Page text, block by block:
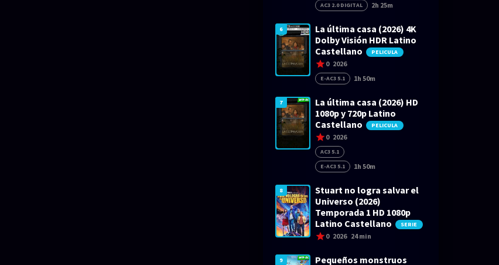
AC3 2.0 DIGITAL 2h 25m
6
La última casa (2026) 4K
Dolby Visión HDR Latino
Castellano
PELICULA
0 2026
E-AC3 5.1 1h 50m
7
La última casa (2026) HD
1080p y 720p Latino
Castellano
PELICULA
0 2026
AC3 5.1
E-AC3 5.1
1h 50m
8
Stuart no logra salvar el
Universo (2026)
Temporada 1 HD 1080p
Latino Castellano
SERIE
0 2026 24 min
9
Pequeños monstruos